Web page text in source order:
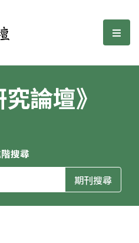
選
論壇》
搜尋